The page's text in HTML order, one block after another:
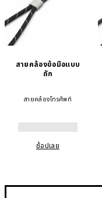
สายคล้องข้อมือแบบ
ถัก
สายคล้องโทรศัพท์
ช้อปเลย